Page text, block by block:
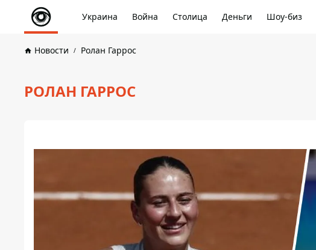
Украина Война Столица Деньги Шоу-биз
Новости Ролан Гаррос
РОЛАН ГАРРОС